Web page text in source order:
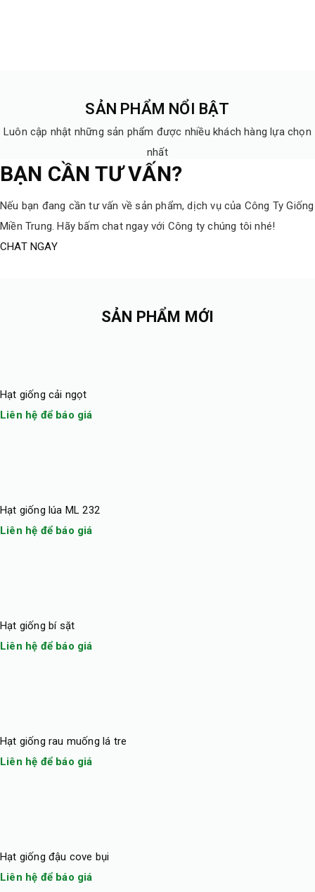
SẢN PHẨM NỔI BẬT
Luôn cập nhật những sản phẩm được nhiều khách hàng lựa chọn
nhất
BẠN CẦN TƯ VẤN?
Nếu bạn đang cần tư vấn về sản phẩm, dịch vụ của Công Ty Giống
Miền Trung. Hãy bấm chat ngay với Công ty chúng tôi nhé!
CHAT NGAY
SẢN PHẨM MỚI
Hạt giống cải ngọt
Liên hệ để báo giá
Hạt giống lúa ML 232
Liên hệ để báo giá
Hạt giống bí sặt
Liên hệ để báo giá
Hạt giống rau muống lá tre
Liên hệ để báo giá
Hạt giống đậu cove bụi
Liên hệ để báo giá